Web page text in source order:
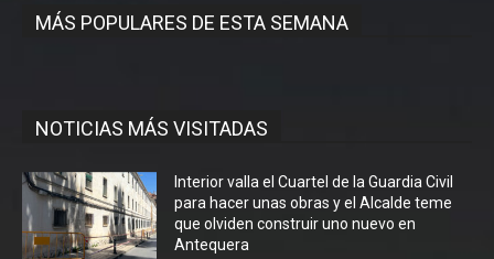
MÁS POPULARES DE ESTA SEMANA
NOTICIAS MÁS VISITADAS
Interior valla el Cuartel de la Guardia Civil
para hacer unas obras y el Alcalde teme
que olviden construir uno nuevo en
Antequera